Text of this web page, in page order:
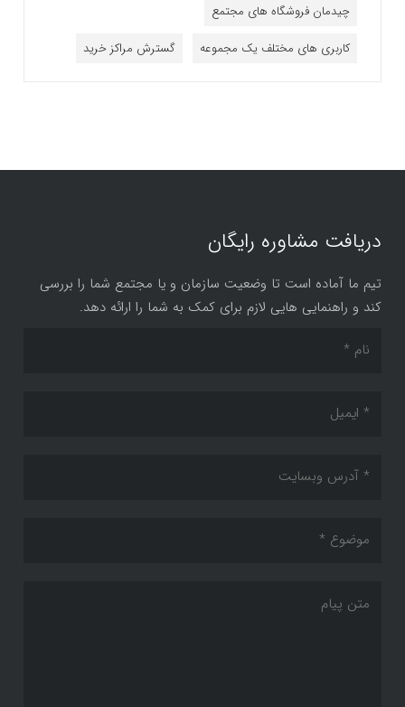
چیدمان فروشگاه های مجتمع
کاربری های مختلف یک مجموعه
گسترش مراکز خرید
دریافت مشاوره رایگان
تیم ما آماده است تا وضعیت سازمان و یا مجتمع شما را بررسی
کند و راهنمایی هایی لازم برای کمک به شما را ارائه دهد.